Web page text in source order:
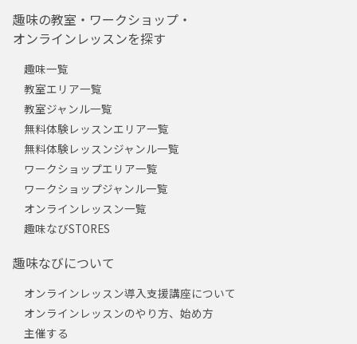
趣味の教室・ワークショップ・
オンラインレッスンを探す
趣味一覧
教室エリア一覧
教室ジャンル一覧
無料体験レッスンエリア一覧
無料体験レッスンジャンル一覧
ワークショップエリア一覧
ワークショップジャンル一覧
オンラインレッスン一覧
趣味なびSTORES
趣味なびについて
オンラインレッスン導入支援講座について
オンラインレッスンのやり方、始め方
主催する